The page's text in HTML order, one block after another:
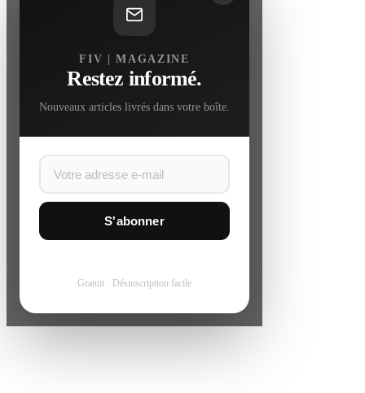
FIV | MAGAZINE
Restez informé.
Nouveaux articles livrés dans votre boîte.
S'abonner
Gratuit · Désinscription facile